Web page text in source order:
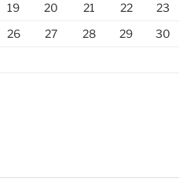
19 20 21 22
23
26 27 28 29
30